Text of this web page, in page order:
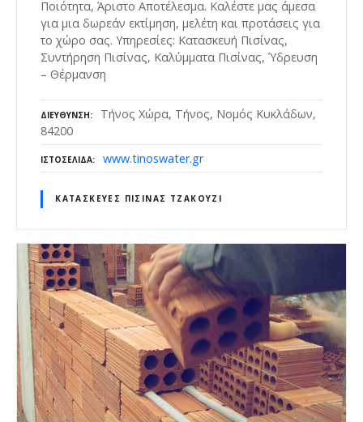
Ποιότητα, Άριστο Αποτέλεσμα. Καλέστε μας άμεσα
για μια δωρεάν εκτίμηση, μελέτη και προτάσεις για
το χώρο σας. Υπηρεσίες: Κατασκευή Πισίνας,
Συντήρηση Πισίνας, Καλύμματα Πισίνας, Ύδρευση
– Θέρμανση
ΔΙΕΎΘΥΝΣΗ
Τήνος Χώρα, Τήνος, Νομός Κυκλάδων,
84200
ΙΣΤΟΣΕΛΊΔΑ www.tinoswater.gr
ΚΑΤΑΣΚΕΥΈΣ ΠΙΣΊΝΑΣ ΤΖΑΚΟΎΖΙ